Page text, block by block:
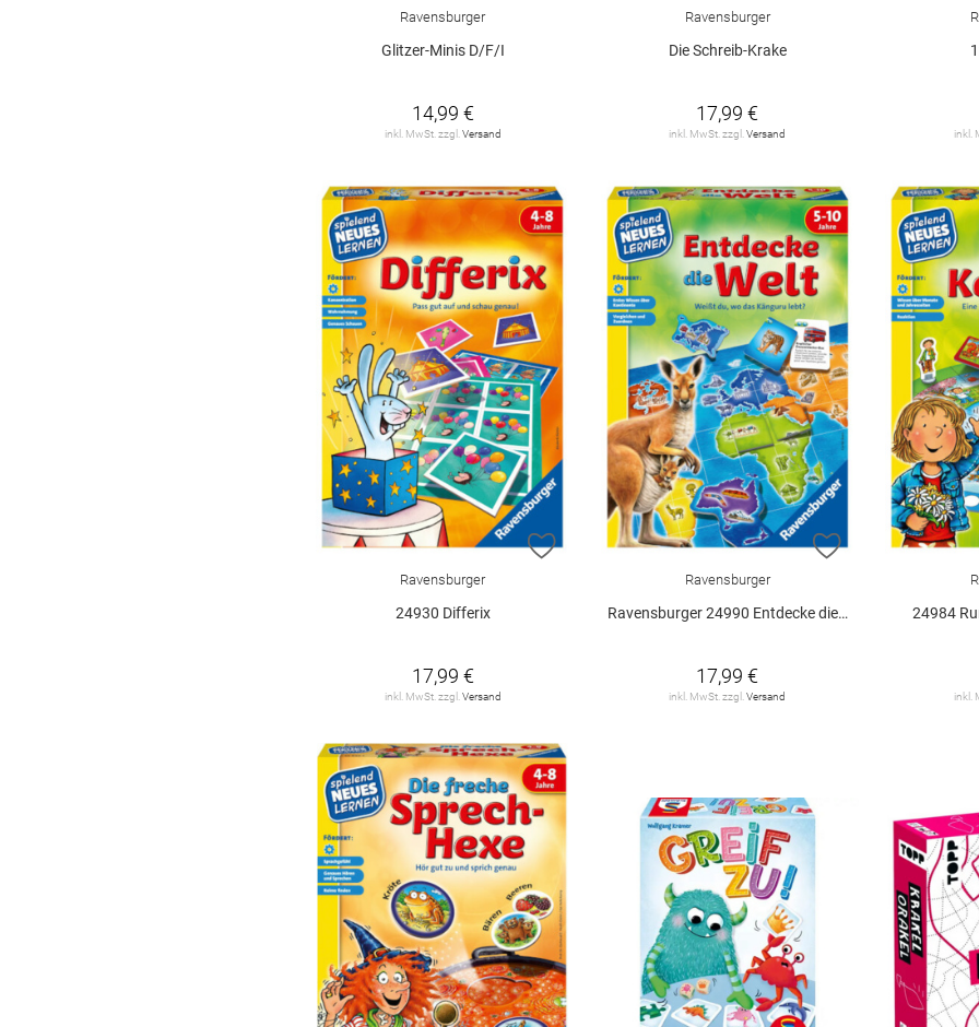
Ravensburger
Glitzer-Minis D/F/I
14,99 €
inkl. MwSt. zzgl. Versand
Ravensburger
Die Schreib-Krake
17,99 €
inkl. MwSt. zzgl.Versand inkl.
ZUR WUNSCHLISTE HINZUFÜGEN
Ravensburger
24930 Differix
17,99 €
inkl. MwSt. zzgl. Versand
ZUR
Ravensburger
Ravensburger 24990 Entdecke die Welt
17,99 €
inkl. MwSt. zzgl.Versand
24984
inkl.